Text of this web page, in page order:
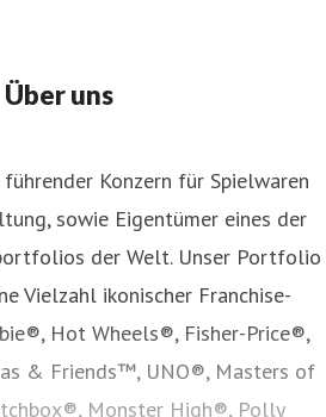
Über uns
Konzern für Spielwaren
sowie Eigentümer eines der
der Welt. Unser Portfolio
Vielzahl ikonischer Franchise-
Hot Wheels®, Fisher-Price®,
& Friends™, UNO®, Masters of
Monster High®, Polly